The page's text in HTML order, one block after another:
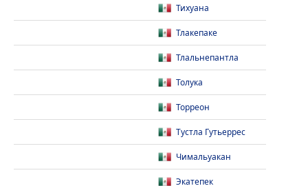
Тихуана
Тлакепаке
Тлальнепантла
Толука
Торреон
Тустла Гутьеррес
Чимальуакан
Экатепек